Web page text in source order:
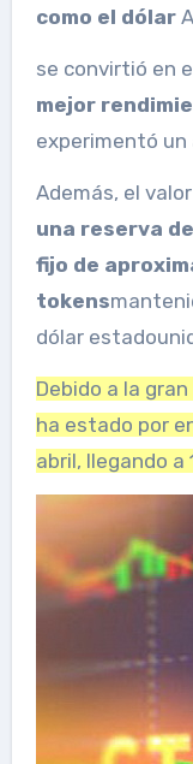
como el dólarA
se convirtió en
mejor
experimentó un
Además, el
una reserva
fijo de
tokens
dólar
Debido a la
ha estado por
abril, llegando a